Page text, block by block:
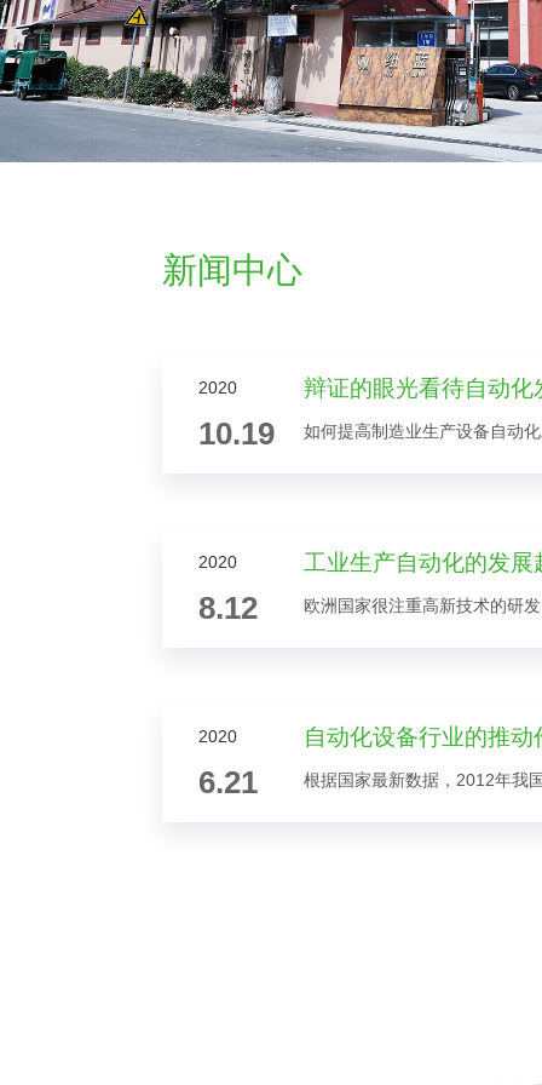
新闻中心
2020
10.19
辩证的眼光看待自动化
2020
8.12
工业生产自动化的发展
2020
6.21
自动化设备行业的推动